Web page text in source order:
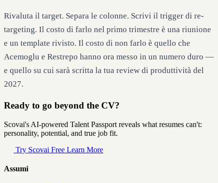
Rivaluta il target. Separa le colonne. Scrivi il trigger di re-
targeting. Il costo di farlo nel primo trimestre è una riunione
e un template rivisto. Il costo di non farlo è quello che
Acemoglu e Restrepo hanno ora messo in un numero duro —
e quello su cui sarà scritta la tua review di produttività del
2027.
Ready to go beyond the CV?
Scovai's AI-powered Talent Passport reveals what resumes can't:
personality, potential, and true job fit.
Try Scovai Free Learn More
Assumi